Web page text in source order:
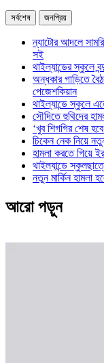
সর্বশেষ জনপ্রিয়
ন্যাটোর আদলে
সই
থাইল্যান্ডের স্কুলে
অন্ধকার গাড়িতে
পেজেশকিয়ান
থাইল্যান্ডে স্কুলে
সৌদিতে হুথিদের
‘খুব শিগগির শেষ
চিকেন নেক নিয়ে
হামলা করতে গিয়ে
থাইল্যান্ডে
নতুন মার্কিন হামলা
আরো পড়ুন